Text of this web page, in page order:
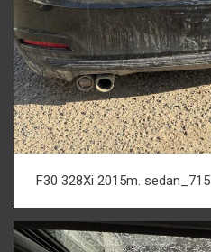
F30 328Xi 2015m. sedan_715